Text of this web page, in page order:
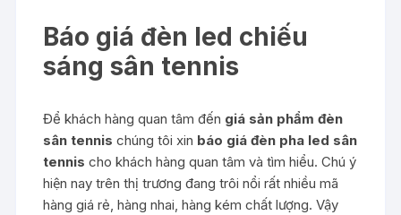
Báo giá đèn led chiếu
sáng sân tennis
Để khách hàng quan tâm đến giá sản phẩm đèn
sân tennis chúng tôi xin báo giá đèn pha led sân
tennis cho khách hàng quan tâm và tìm hiểu. Chú ý
hiện nay trên thị trương đang trôi nổi rất nhiều mã
hàng giá rẻ, hàng nhai, hàng kém chất lượng. Vậy